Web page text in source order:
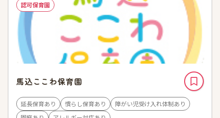
認可保育園
馬込ここわ保育園
延長保育あり 慣らし保育あり
障がい児受け入れ体制あり